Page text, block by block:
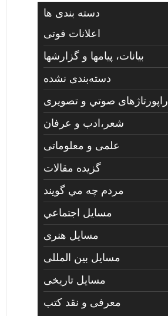
دسته بندی ها
اعلانات فوتی
بیانات، پیامها و گزارشها
دسته‌بندی نشده
راپورتاژهای صوتي و تصويری
شعر،ادب و عرفان
علمی و معلوماتی
گزیده مقالات
مردم چه مي گويند
مسايل اجتماعي
مسايل هنری
مسایل بین المللی
مسایل تاریخی
معرفی و نقد کتب